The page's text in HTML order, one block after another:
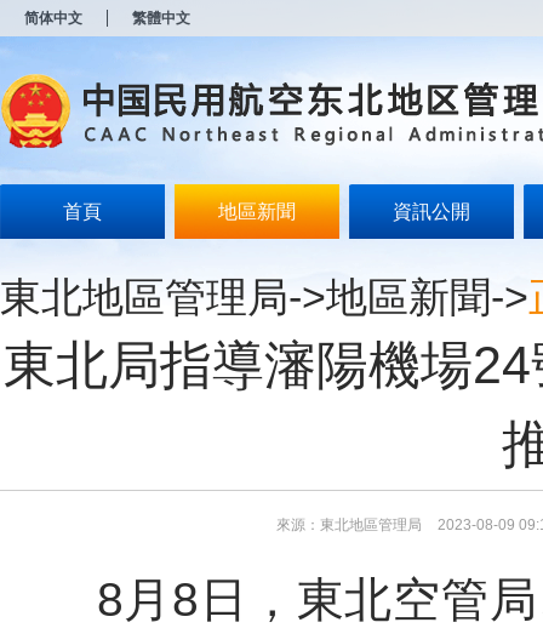
简体中文 繁體中文
首頁 地區新聞 資訊公開
東北地區管理局->地區新聞->
東北局指導瀋陽機場
來源：東北地區管理局 2023-08-09
8月8日，東北空管局
开
无
障
说
Alt
加
浪
键
模